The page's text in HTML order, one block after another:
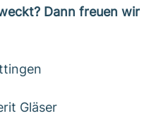
Dann freuen wir
Gläser